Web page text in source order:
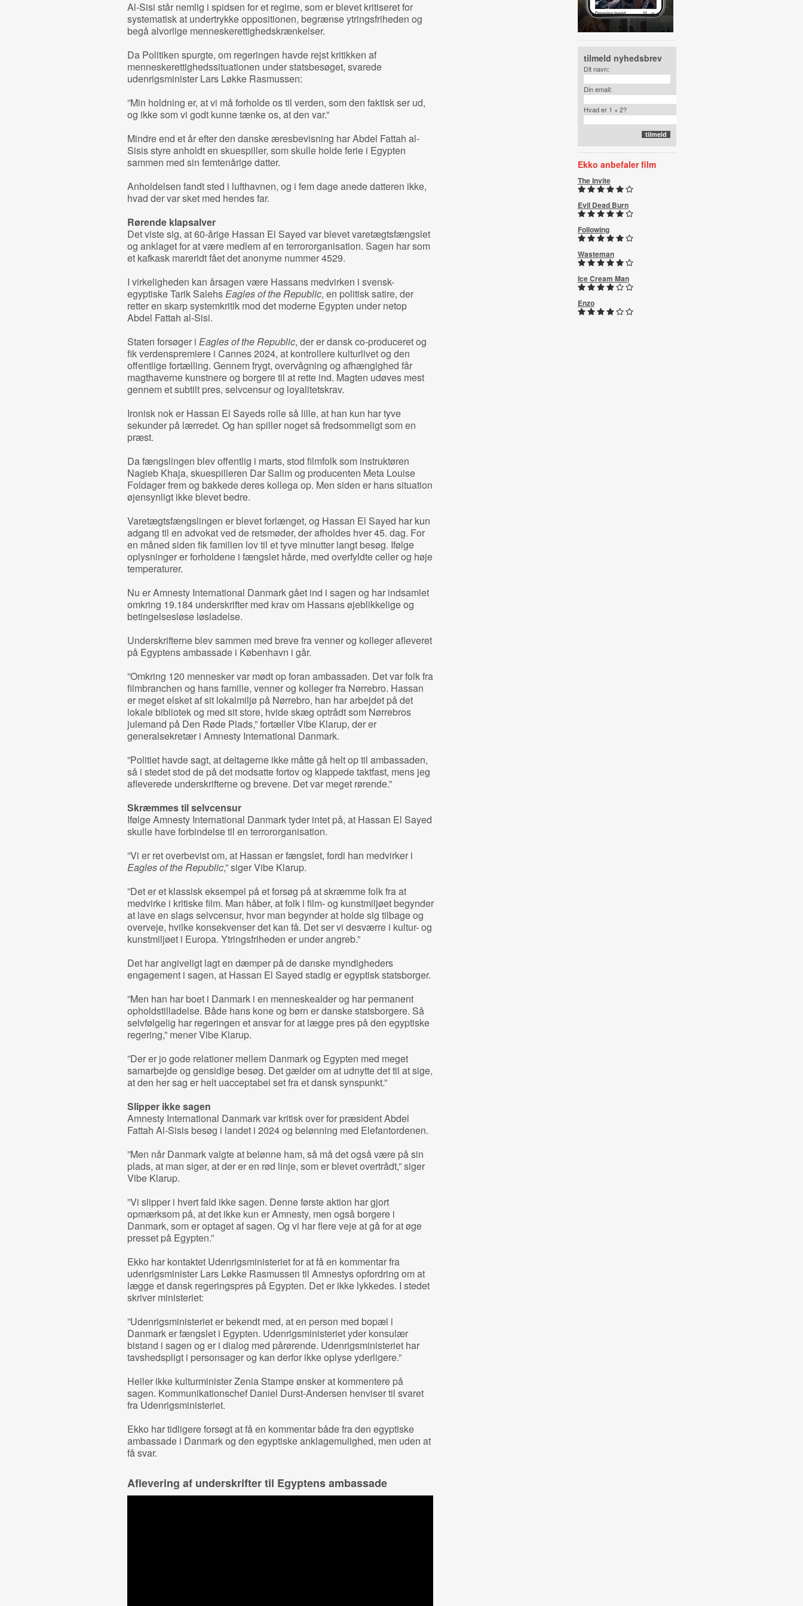
Al-Sisi står nemlig i spidsen for et regime, som er blevet kritiseret for
systematisk at undertrykke oppositionen, begrænse ytringsfriheden og
begå alvorlige menneskerettighedskrænkelser.
Da Politiken spurgte, om regeringen havde rejst kritikken af
menneskerettighedssituationen under statsbesøget, svarede
udenrigsminister Lars Løkke Rasmussen:
”Min holdning er, at vi må forholde os til verden, som den faktisk ser ud,
og ikke som vi godt kunne tænke os, at den var.”
Mindre end et år efter den danske æresbevisning har Abdel Fattah al-
Sisis styre anholdt en skuespiller, som skulle holde ferie i Egypten
sammen med sin femtenårige datter.
Anholdelsen fandt sted i lufthavnen, og i fem dage anede datteren ikke,
hvad der var sket med hendes far.
Rørende klapsalver
Det viste sig, at 60-årige Hassan El Sayed var blevet varetægtsfængslet
og anklaget for at være medlem af en terrororganisation. Sagen har som
et kafkask mareridt fået det anonyme nummer 4529.
I virkeligheden kan årsagen være Hassans medvirken i svensk-
egyptiske Tarik SalehsEagles of the Republic, en politisk satire, der
retter en skarp systemkritik mod det moderne Egypten under netop
Abdel Fattah al-Sisi.
Staten forsøger i Eagles of the Republic, der er dansk co-produceret og
fik verdenspremiere i Cannes 2024, at kontrollere kulturlivet og den
offentlige fortælling. Gennem frygt, overvågning og afhængighed får
magthaverne kunstnere og borgere til at rette ind. Magten udøves mest
gennem et subtilt pres, selvcensur og loyalitetskrav.
Ironisk nok er Hassan El Sayeds rolle så lille, at han kun har tyve
sekunder på lærredet. Og han spiller noget så fredsommeligt som en
præst.
Da fængslingen blev offentlig i marts, stod filmfolk som instruktøren
Nagieb Khaja, skuespilleren Dar Salim og producenten Meta Louise
Foldager frem og bakkede deres kollega op. Men siden er hans situation
øjensynligt ikke blevet bedre.
Varetægtsfængslingen er blevet forlænget, og Hassan El Sayed har kun
adgang til en advokat ved de retsmøder, der afholdes hver 45. dag. For
en måned siden fik familien lov til et tyve minutter langt besøg. Ifølge
oplysninger er forholdene i fængslet hårde, med overfyldte celler og høje
temperaturer.
Nu er Amnesty International Danmark gået ind i sagen og har indsamlet
omkring 19.184 underskrifter med krav om Hassans øjeblikkelige og
betingelsesløse løsladelse.
Underskrifterne blev sammen med breve fra venner og kolleger afleveret
på Egyptens ambassade i København i går.
”Omkring 120 mennesker var mødt op foran ambassaden. Det var folk fra
filmbranchen og hans familie, venner og kolleger fra Nørrebro. Hassan
er meget elsket af sit lokalmiljø på Nørrebro, han har arbejdet på det
lokale bibliotek og med sit store, hvide skæg optrådt som Nørrebros
julemand på Den Røde Plads,” fortæller Vibe Klarup, der er
generalsekretær i Amnesty International Danmark.
”Politiet havde sagt, at deltagerne ikke måtte gå helt op til ambassaden,
så i stedet stod de på det modsatte fortov og klappede taktfast, mens jeg
afleverede underskrifterne og brevene. Det var meget rørende.”
Skræmmes til selvcensur
Ifølge Amnesty International Danmark tyder intet på, at Hassan El Sayed
skulle have forbindelse til en terrororganisation.
”Vi er ret overbevist om, at Hassan er fængslet, fordi han medvirker i
Eagles of the Republic,” siger Vibe Klarup.
”Det er et klassisk eksempel på et forsøg på at skræmme folk fra at
medvirke i kritiske film. Man håber, at folk i film- og kunstmiljøet begynder
at lave en slags selvcensur, hvor man begynder at holde sig tilbage og
overveje, hvilke konsekvenser det kan få. Det ser vi desværre i kultur- og
kunstmiljøet i Europa. Ytringsfriheden er under angreb.”
Det har angiveligt lagt en dæmper på de danske myndigheders
engagement i sagen, at Hassan El Sayed stadig er egyptisk statsborger.
”Men han har boet i Danmark i en menneskealder og har permanent
opholdstilladelse. Både hans kone og børn er danske statsborgere. Så
selvfølgelig har regeringen et ansvar for at lægge pres på den egyptiske
regering,” mener Vibe Klarup.
”Der er jo gode relationer mellem Danmark og Egypten med meget
samarbejde og gensidige besøg. Det gælder om at udnytte det til at sige,
at den her sag er helt uacceptabel set fra et dansk synspunkt.”
Slipper ikke sagen
Amnesty International Danmark var kritisk over for præsident Abdel
Fattah Al-Sisis besøg i landet i 2024 og belønning med Elefantordenen.
”Men når Danmark valgte at belønne ham, så må det også være på sin
plads, at man siger, at der er en rød linje, som er blevet overtrådt,” siger
Vibe Klarup.
”Vi slipper i hvert fald ikke sagen. Denne første aktion har gjort
opmærksom på, at det ikke kun er Amnesty, men også borgere i
Danmark, som er optaget af sagen. Og vi har flere veje at gå for at øge
presset på Egypten.”
Ekko har kontaktet Udenrigsministeriet for at få en kommentar fra
udenrigsminister Lars Løkke Rasmussen til Amnestys opfordring om at
lægge et dansk regeringspres på Egypten. Det er ikke lykkedes. I stedet
skriver ministeriet:
”Udenrigsministeriet er bekendt med, at en person med bopæl i
Danmark er fængslet i Egypten. Udenrigsministeriet yder konsulær
bistand i sagen og er i dialog med pårørende. Udenrigsministeriet har
tavshedspligt i personsager og kan derfor ikke oplyse yderligere.”
Heller ikke kulturminister Zenia Stampe ønsker at kommentere på
sagen. Kommunikationschef Daniel Durst-Andersen henviser til svaret
fra Udenrigsministeriet.
Ekko har tidligere forsøgt at få en kommentar både fra den egyptiske
ambassade i Danmark og den egyptiske anklagemulighed, men uden at
få svar.
Aflevering af underskrifter til Egyptens ambassade
tilmeld nyhedsbrev
Dit navn:
Din email:
Hvad er 1 + 2?
Ekko anbefaler film
The Invite
Evil Dead Burn
Following
Wasteman
Ice Cream Man
Enzo